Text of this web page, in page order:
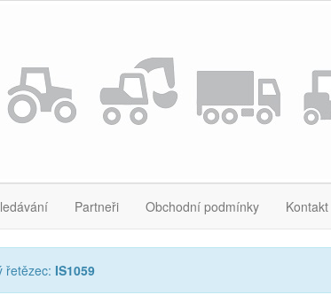
Partneři Obchodní podmínky Kontakt
řetězec: IS1059